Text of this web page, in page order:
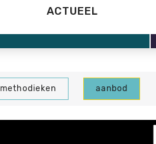
ACTUEEL
methodieken aanbod